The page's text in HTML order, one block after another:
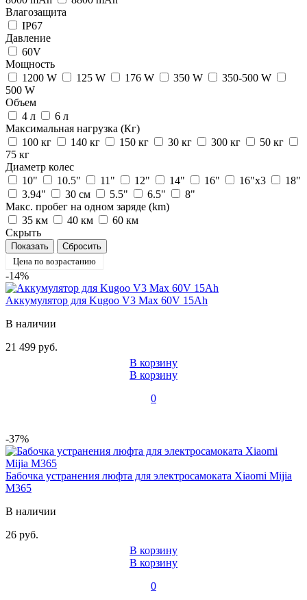
Влагозащита
IP67
Давление
60V
Мощность
1200 W
125 W 176 W 350 W
350-500 W
500 W
Объем
4 л
6 л
Максимальная нагрузка (Кг)
100 кг
140 кг 150 кг 30 кг 300 кг
50 кг
75 кг
Диаметр колес
10"
10.5" 11" 12" 14" 16" 16"х3
18"
3.94"
30 см 5.5" 6.5"
8"
Макс. пробег на одном заряде (km)
35 км
40 км
60 км
Скрыть
Цена по возрастанию
-14%
Аккумулятор для Kugoo V3 Max 60V 15Ah
В наличии
21 499 руб.
В корзину
В корзину
0
-37%
Бабочка устранения люфта для электросамоката Xiaomi Mijia
M365
В наличии
26 руб.
В корзину
В корзину
0